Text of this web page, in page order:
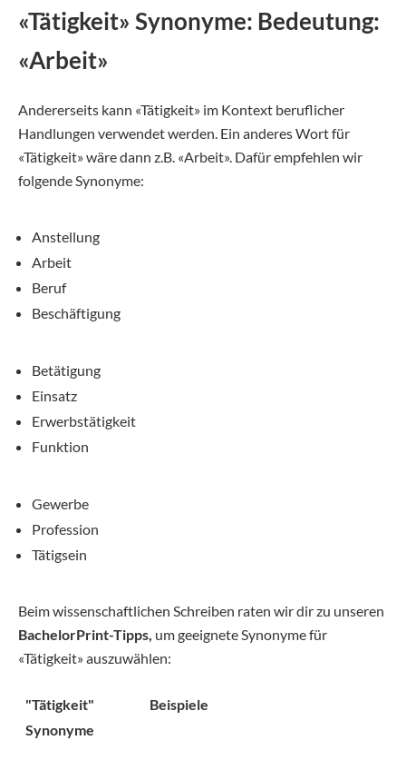
«Tätigkeit» Synonyme: Bedeutung:
«Arbeit»
Andererseits kann «Tätigkeit» im Kontext beruflicher
Handlungen verwendet werden. Ein anderes Wort für
«Tätigkeit» wäre dann z.B. «Arbeit». Dafür empfehlen wir
folgende Synonyme:
Anstellung
Arbeit
Beruf
Beschäftigung
Betätigung
Einsatz
Erwerbstätigkeit
Funktion
Gewerbe
Profession
Tätigsein
Beim wissenschaftlichen Schreiben raten wir dir zu unseren
BachelorPrint-Tipps, um geeignete Synonyme für
«Tätigkeit» auszuwählen:
"Tätigkeit"
Synonyme
Beispiele